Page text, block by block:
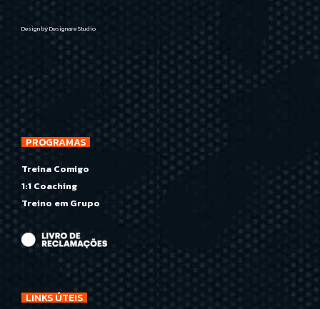
Design byDesignare Studio
PROGRAMAS
Treina Comigo
1:1 Coaching
Treino em Grupo
LINKS ÚTEIS